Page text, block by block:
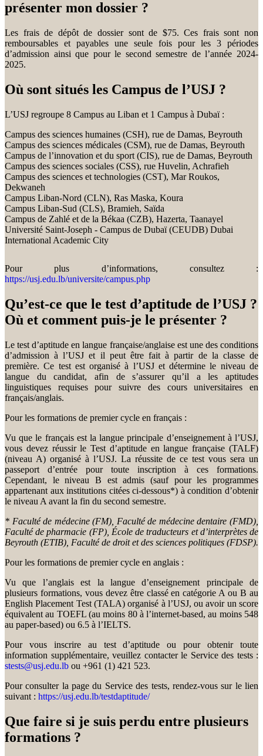
présenter mon dossier ?
Les frais de dépôt de dossier sont de $75. Ces frais sont non
remboursables et payables une seule fois pour les 3 périodes
d’admission ainsi que pour le second semestre de l’année 2024-
2025.
Où sont situés les Campus de l’USJ ?
L’USJ regroupe 8 Campus au Liban et 1 Campus à Dubaï :
Campus des sciences humaines (CSH), rue de Damas, Beyrouth
Campus des sciences médicales (CSM), rue de Damas, Beyrouth
Campus de l’innovation et du sport (CIS), rue de Damas, Beyrouth
Campus des sciences sociales (CSS), rue Huvelin, Achrafieh
Campus des sciences et technologies (CST), Mar Roukos,
Dekwaneh
Campus Liban-Nord (CLN), Ras Maska, Koura
Campus Liban-Sud (CLS), Bramieh, Saïda
Campus de Zahlé et de la Békaa (CZB), Hazerta, Taanayel
Université Saint-Joseph - Campus de Dubaï (CEUDB) Dubai
International Academic City
Pour plus d’informations, consultez :
https://usj.edu.lb/universite/campus.php
Qu’est-ce que le test d’aptitude de l’USJ ?
Où et comment puis-je le présenter ?
Le test d’aptitude en langue française/anglaise est une des conditions
d’admission à l’USJ et il peut être fait à partir de la classe de
première. Ce test est organisé à l’USJ et détermine le niveau de
langue du candidat, afin de s’assurer qu’il a les aptitudes
linguistiques requises pour suivre des cours universitaires en
français/anglais.
Pour les formations de premier cycle en français :
Vu que le français est la langue principale d’enseignement à l’USJ,
vous devez réussir le Test d’aptitude en langue française (TALF)
(niveau A) organisé à l’USJ. La réussite de ce test vous sera un
passeport d’entrée pour toute inscription à ces formations.
Cependant, le niveau B est admis (sauf pour les programmes
appartenant aux institutions citées ci-dessous*) à condition d’obtenir
le niveau A avant la fin du second semestre.
* Faculté de médecine (FM), Faculté de médecine dentaire (FMD),
Faculté de pharmacie (FP), École de traducteurs et d’interprètes de
Beyrouth (ETIB), Faculté de droit et des sciences politiques (FDSP).
Pour les formations de premier cycle en anglais :
Vu que l’anglais est la langue d’enseignement principale de
plusieurs formations, vous devez être classé en catégorie A ou B au
English Placement Test (TALA) organisé à l’USJ, ou avoir un score
équivalent au TOEFL (au moins 80 à l’internet-based, au moins 548
au paper-based) ou 6.5 à l’IELTS.
Pour vous inscrire au test d’aptitude ou pour obtenir toute
information supplémentaire, veuillez contacter le Service des tests :
stests@usj.edu.lb ou +961 (1) 421 523.
Pour consulter la page du Service des tests, rendez-vous sur le lien
suivant : https://usj.edu.lb/testdaptitude/
Que faire si je suis perdu entre plusieurs
formations ?